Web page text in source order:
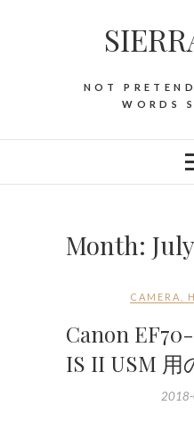
NOT
WORDS
Month:
CAMERA
Canon
IS II USM 用